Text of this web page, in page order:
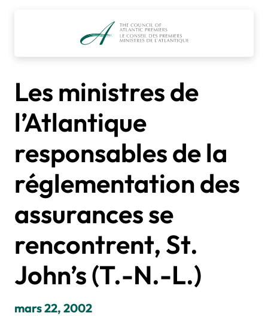
Les ministres de
l’Atlantique
responsables de la
réglementation des
assurances se
rencontrent, St.
John’s (T.-N.-L.)
mars 22, 2002